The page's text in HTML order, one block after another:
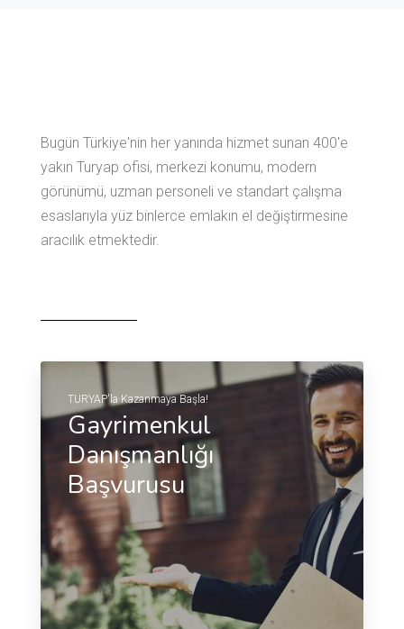
Bugün Türkiye'nin her yanında hizmet sunan 400'e
yakın Turyap ofisi, merkezi konumu, modern
görünümü, uzman personeli ve standart çalışma
esaslarıyla yüz binlerce emlakın el değiştirmesine
aracılık etmektedir.
TURYAP'la Kazanmaya Başla!
Gayrimenkul
Danışmanlığı
Başvurusu